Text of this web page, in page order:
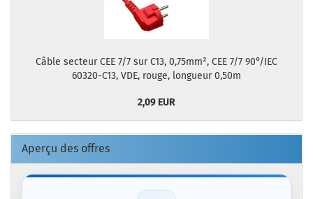
Câble secteur CEE 7/7 sur C13, 0,75mm², CEE 7/7 90°/IEC
60320-C13, VDE, rouge, longueur 0,50m
2,09 EUR
Aperçu des offres